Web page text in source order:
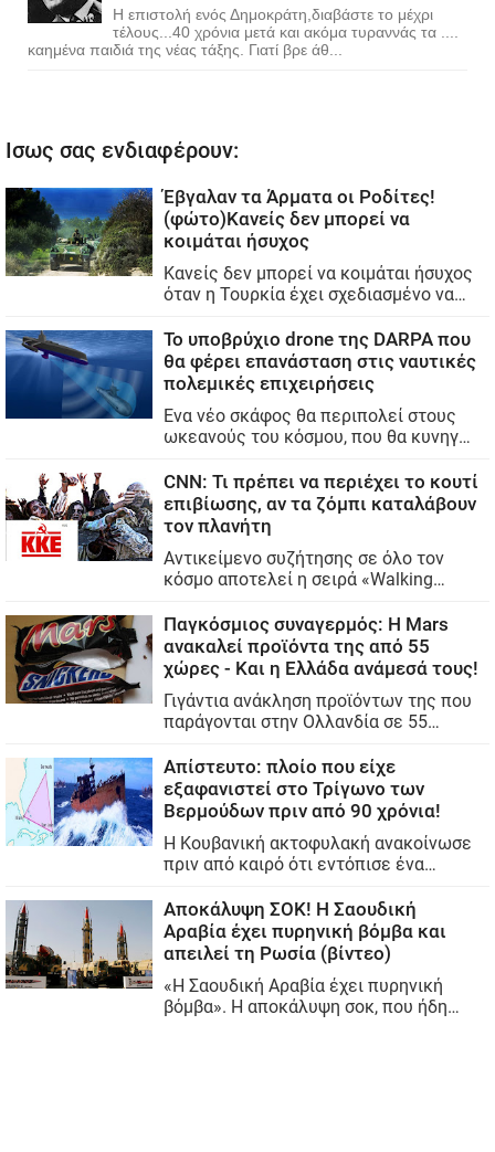
Η επιστολή ενός Δημοκράτη,διαβάστε το μέχρι
τέλους...40 χρόνια μετά και ακόμα τυραννάς τα ....
καημένα παιδιά της νέας τάξης. Γιατί βρε άθ...